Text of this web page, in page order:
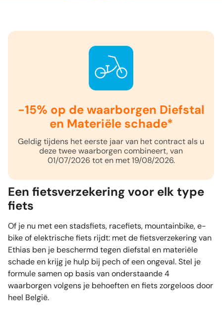
-15% op de waarborgen Diefstal
en Materiële schade*
Geldig tijdens het eerste jaar van het contract als u
deze twee waarborgen combineert, van
01/07/2026 tot en met 19/08/2026.
Een fietsverzekering voor elk type
fiets
Of je nu met een stadsfiets, racefiets, mountainbike, e-
bike of elektrische fiets rijdt: met de fietsverzekering van
Ethias ben je beschermd tegen diefstal en materiële
schade en krijg je hulp bij pech of een ongeval. Stel je
formule samen op basis van onderstaande 4
waarborgen volgens je behoeften en fiets zorgeloos door
heel België.